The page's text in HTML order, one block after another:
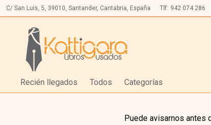
C/ San Luis, 5, 39010, Santander, Cantabria, España Tlf: 942 074 286
Recién llegados Todos Categorías
Puede avisarnos antes